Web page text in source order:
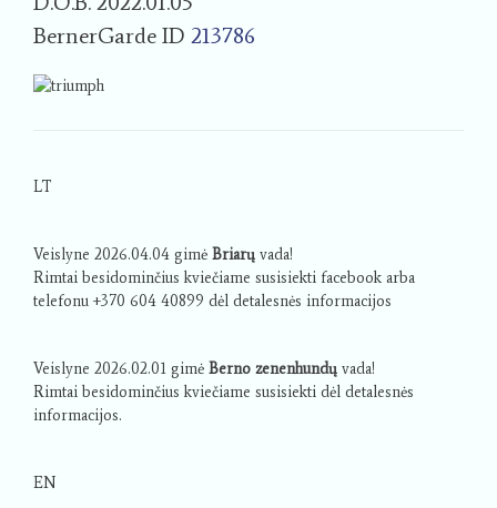
BernerGarde ID 213786
LT
Veislyne 2026.04.04 gimė Briarų vada!
Rimtai besidominčius kviečiame susisiekti facebook arba
telefonu +370 604 40899 dėl detalesnės informacijos
Veislyne 2026.02.01 gimė Berno zenenhundų vada!
Rimtai besidominčius kviečiame susisiekti dėl detalesnės
informacijos.
EN